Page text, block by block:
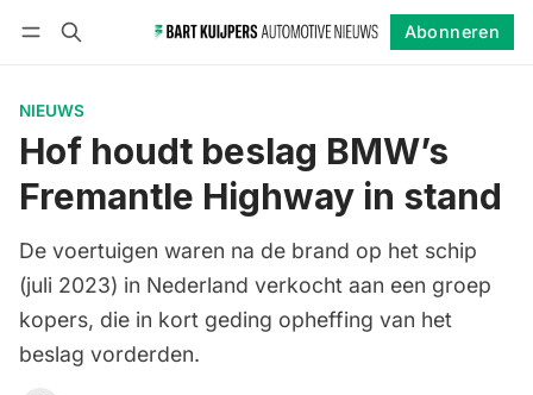
Abonneren
NIEUWS
Hof houdt beslag BMW’s
Fremantle Highway in stand
De voertuigen waren na de brand op het schip
(juli 2023) in Nederland verkocht aan een groep
kopers, die in kort geding opheffing van het
beslag vorderden.